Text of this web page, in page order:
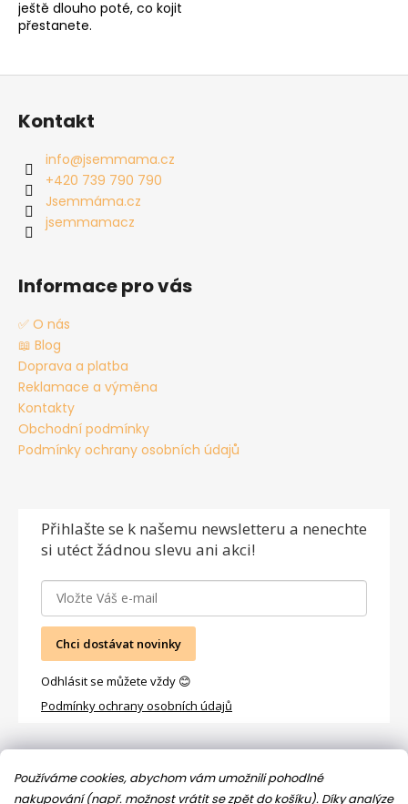
Používáme cookies, abychom vám umožnili pohodlné
nakupování (např. možnost vrátit se zpět do košíku). Díky analýze
ještě dlouho poté, co kojit
přestanete.
Kontakt
info@jsemmama.cz
+420 739 790 790
Jsemmáma.cz
jsemmamacz
Informace pro vás
✅ O nás
📖 Blog
Doprava a platba
Reklamace a výměna
Kontakty
Obchodní podmínky
Podmínky ochrany osobních údajů
Přihlašte se k našemu newsletteru a nenechte
si utéct žádnou slevu ani akci!
Chci dostávat novinky
Odhlásit se můžete vždy 😊
Podmínky ochrany osobních údajů
Facebook